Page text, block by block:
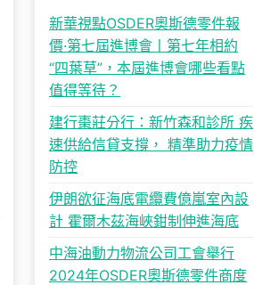
新華視點OSDER奧斯德零件報
價·第七屆進博會丨第七年相約
“四葉草”，本屆進博會哪些看點
值得等待？
建行棗莊分行：新竹森和診所 疾
速供給信貸支撐， 精準助力疫情
防控
伊朗欲征海底電纜費億嵐室內設
計 霍爾木茲海峽鉗制伸進海底
中海油動力物流公司工會舉行
2024年OSDER奧斯德零件商度